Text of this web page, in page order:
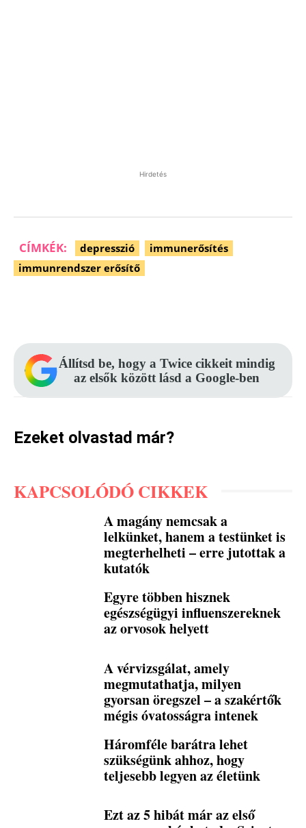
Hirdetés
CÍMKÉK: depresszió
immunerősítés
immunrendszer erősítő
Állítsd be, hogy a Twice cikkeit mindig
az elsők között lásd a Google-ben
Ezeket olvastad már?
KAPCSOLÓDÓ CIKKEK
A magány nemcsak a
lelkünket, hanem a testünket is
megterhelheti – erre jutottak a
kutatók
Egyre többen hisznek
egészségügyi influenszereknek
az orvosok helyett
A vérvizsgálat, amely
megmutathatja, milyen
gyorsan öregszel – a szakértők
mégis óvatosságra intenek
Háromféle barátra lehet
szükségünk ahhoz, hogy
teljesebb legyen az életünk
Ezt az 5 hibát már az első